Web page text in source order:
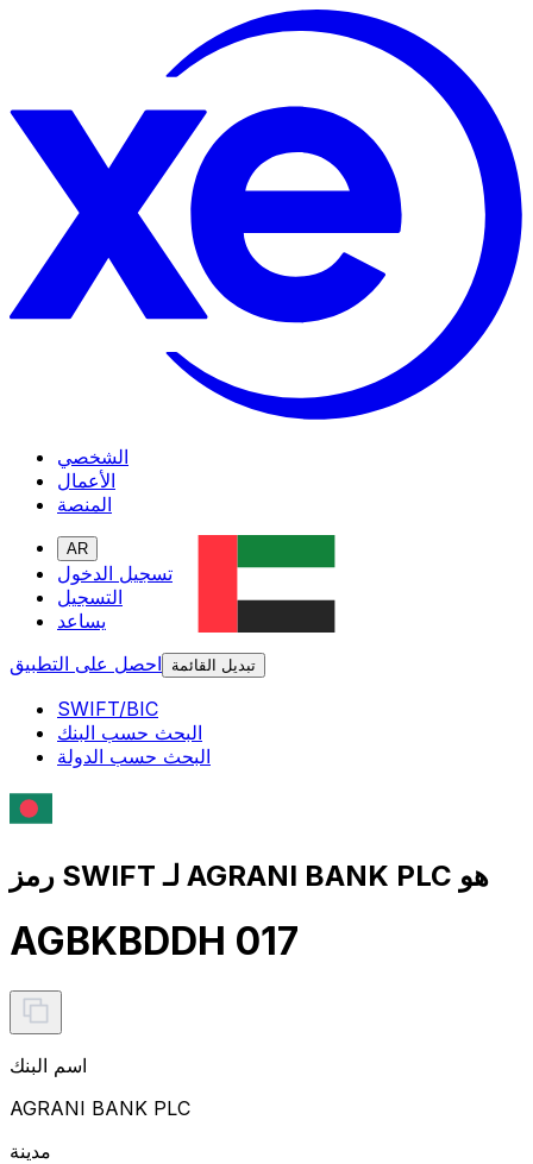
الشخصي
الأعمال
المنصة
AR
تسجيل الدخول
التسجيل
يساعد
احصل على التطبيق
تبديل القائمة
SWIFT/BIC
البحث حسب البنك
البحث حسب الدولة
رمز SWIFT لـ AGRANI BANK PLC هو
AGBKBDDH 017
اسم البنك
AGRANI BANK PLC
مدينة